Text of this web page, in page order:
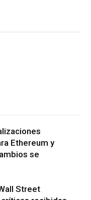
Ethereum y
se
Street